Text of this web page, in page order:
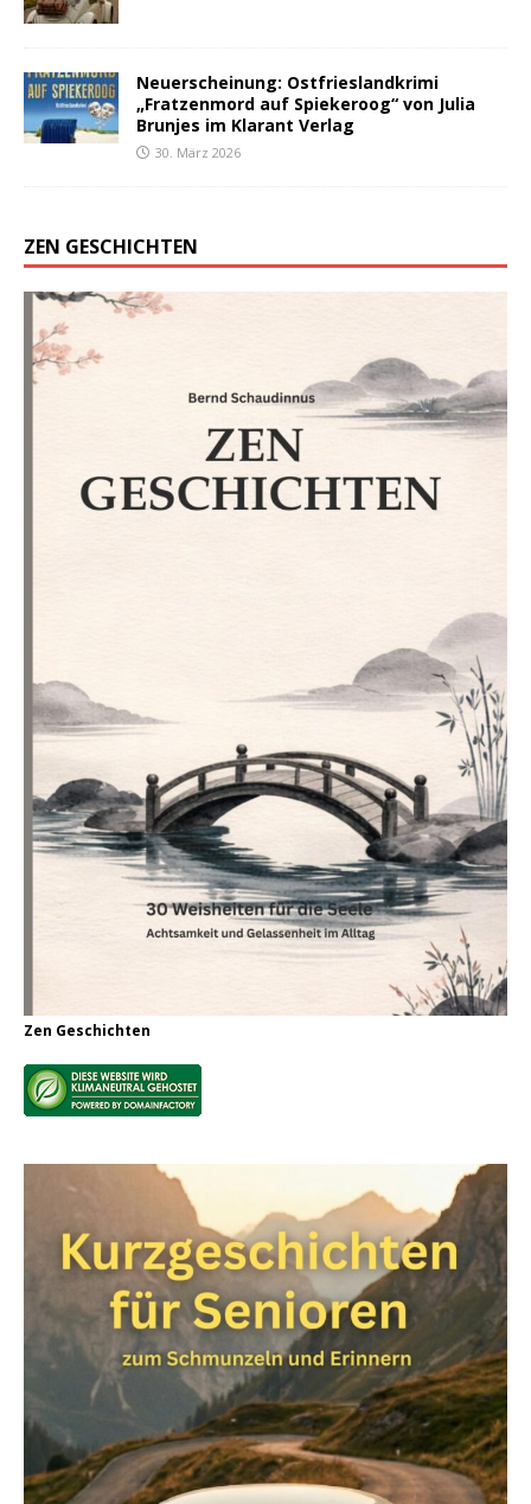
Neuerscheinung: Ostfrieslandkrimi
„Fratzenmord auf Spiekeroog“ von Julia
Brunjes im Klarant Verlag
30. März 2026
ZEN GESCHICHTEN
Zen Geschichten